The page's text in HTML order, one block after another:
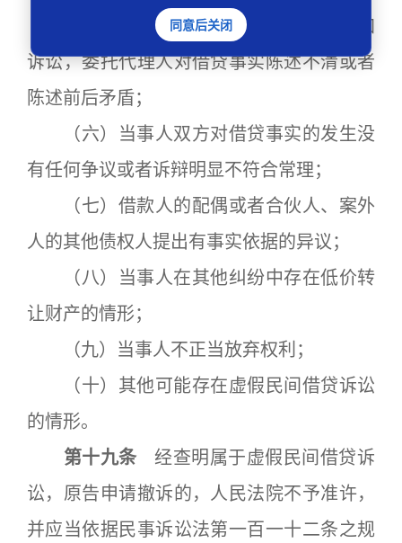
（五）当事人无正当理由拒不到庭参加
诉讼，委托代理人对借贷事实陈述不清或者
陈述前后矛盾；
（六）当事人双方对借贷事实的发生没
有任何争议或者诉辩明显不符合常理；
（七）借款人的配偶或者合伙人、案外
人的其他债权人提出有事实依据的异议；
（八）当事人在其他纠纷中存在低价转
让财产的情形；
（九）当事人不正当放弃权利；
（十）其他可能存在虚假民间借贷诉讼
的情形。
第十九条 经查明属于虚假民间借贷诉
讼，原告申请撤诉的，人民法院不予准许，
并应当依据民事诉讼法第一百一十二条之规
同意后关闭